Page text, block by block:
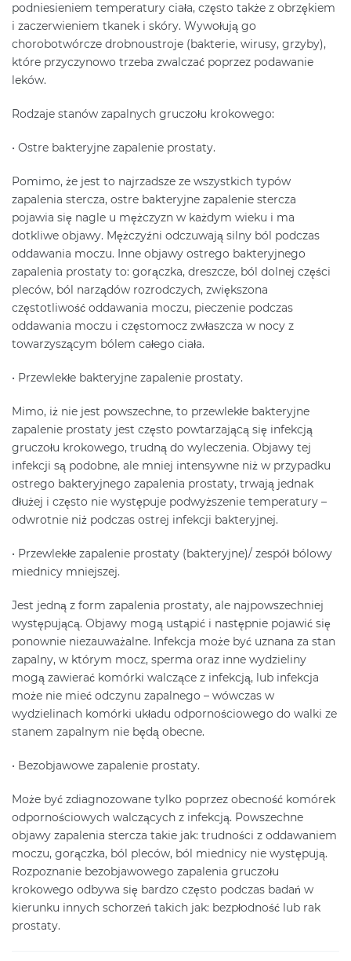
podniesieniem temperatury ciała, często także z obrzękiem
i zaczerwieniem tkanek i skóry. Wywołują go
chorobotwórcze drobnoustroje (bakterie, wirusy, grzyby),
które przyczynowo trzeba zwalczać poprzez podawanie
leków.
Rodzaje stanów zapalnych gruczołu krokowego:
• Ostre bakteryjne zapalenie prostaty.
Pomimo, że jest to najrzadsze ze wszystkich typów
zapalenia stercza, ostre bakteryjne zapalenie stercza
pojawia się nagle u mężczyzn w każdym wieku i ma
dotkliwe objawy. Mężczyźni odczuwają silny ból podczas
oddawania moczu. Inne objawy ostrego bakteryjnego
zapalenia prostaty to: gorączka, dreszcze, ból dolnej części
pleców, ból narządów rozrodczych, zwiększona
częstotliwość oddawania moczu, pieczenie podczas
oddawania moczu i częstomocz zwłaszcza w nocy z
towarzyszącym bólem całego ciała.
• Przewlekłe bakteryjne zapalenie prostaty.
Mimo, iż nie jest powszechne, to przewlekłe bakteryjne
zapalenie prostaty jest często powtarzającą się infekcją
gruczołu krokowego, trudną do wyleczenia. Objawy tej
infekcji są podobne, ale mniej intensywne niż w przypadku
ostrego bakteryjnego zapalenia prostaty, trwają jednak
dłużej i często nie występuje podwyższenie temperatury –
odwrotnie niż podczas ostrej infekcji bakteryjnej.
• Przewlekłe zapalenie prostaty (bakteryjne)/ zespół bólowy
miednicy mniejszej.
Jest jedną z form zapalenia prostaty, ale najpowszechniej
występującą. Objawy mogą ustąpić i następnie pojawić się
ponownie niezauważalne. Infekcja może być uznana za stan
zapalny, w którym mocz, sperma oraz inne wydzieliny
mogą zawierać komórki walczące z infekcją, lub infekcja
może nie mieć odczynu zapalnego – wówczas w
wydzielinach komórki układu odpornościowego do walki ze
stanem zapalnym nie będą obecne.
• Bezobjawowe zapalenie prostaty.
Może być zdiagnozowane tylko poprzez obecność komórek
odpornościowych walczących z infekcją. Powszechne
objawy zapalenia stercza takie jak: trudności z oddawaniem
moczu, gorączka, ból pleców, ból miednicy nie występują.
Rozpoznanie bezobjawowego zapalenia gruczołu
krokowego odbywa się bardzo często podczas badań w
kierunku innych schorzeń takich jak: bezpłodność lub rak
prostaty.